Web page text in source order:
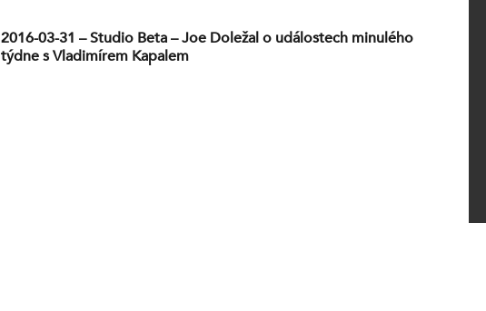
2016-03-31 – Studio Beta – Joe Doležal o událostech minulého
týdne s Vladimírem Kapalem